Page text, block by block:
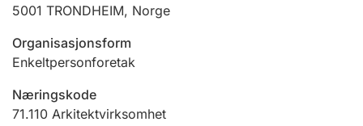
Ektepaktveileder
Offentlig sektor
5001 TRONDHEIM, Norge
Organisasjonsform
Enkeltpersonforetak
Næringskode
71.110 Arkitektvirksomhet